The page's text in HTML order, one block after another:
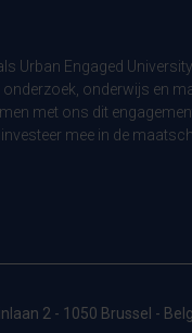
Urban Engaged
onderzoek, onderwijs en
met ons dit
mee in de
2 - 1050 Brussel -